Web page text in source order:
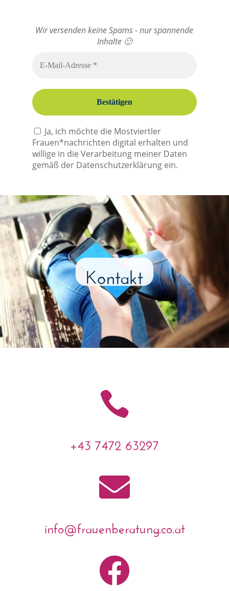
Bitte dieses Feld leer lassen
Wir versenden keine Spams - nur spannende
Inhalte 🙂
Ja, ich möchte die Mostviertler
Frauen*nachrichten digital erhalten und
willige in die Verarbeitung meiner Daten
gemäß der Datenschutzerklärung ein.
Kontakt

+43 7472 63297

info@frauenberatung.co.at
